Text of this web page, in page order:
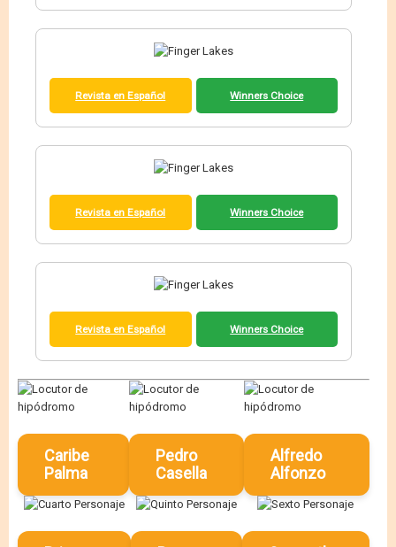
Revista en Español Winners Choice
Revista en Español Winners Choice
Revista en Español Winners Choice
Caribe
Palma
Pedro
Casella
Alfredo
Alfonzo